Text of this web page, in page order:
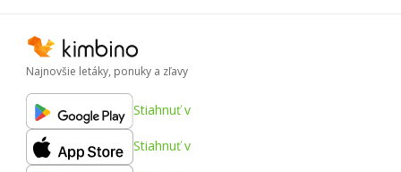
Najnovšie letáky, ponuky a zľavy
Stiahnuť v
Stiahnuť v